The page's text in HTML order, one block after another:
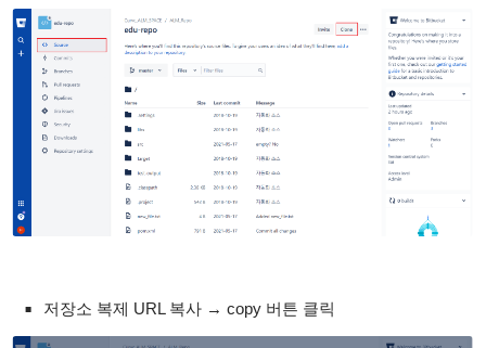
저장소 복제 URL 복사 → copy 버튼 클릭